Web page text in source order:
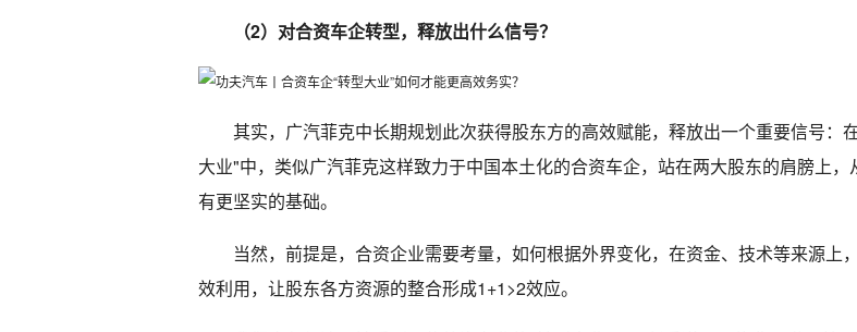
（2）对合资车企转型，释放出什么信号？
其实，广汽菲克中长期规划此次获得股东方的高效赋能，释放出一个重要信号：
大业"中，类似广汽菲克这样致力于中国本土化的合资车企，站在两大股东的肩膀上，
有更坚实的基础。
当然，前提是，合资企业需要考量，如何根据外界变化，在资金、技术等来源上
效利用，让股东各方资源的整合形成1+1>2效应。